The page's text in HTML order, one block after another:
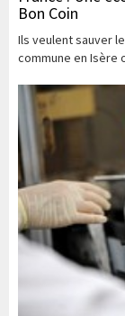
Bon Coin
Ils veulent sauver
commune en Isère